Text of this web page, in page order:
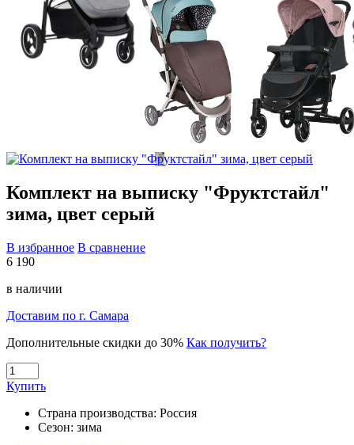
Комплект на выписку "Фруктстайл"
зима, цвет серый
В избранное В сравнение
6 190
в наличии
Доставим по г. Самара
Дополнительные скидки до 30% Как получить?
Купить
Страна производства: Россия
Сезон: зима